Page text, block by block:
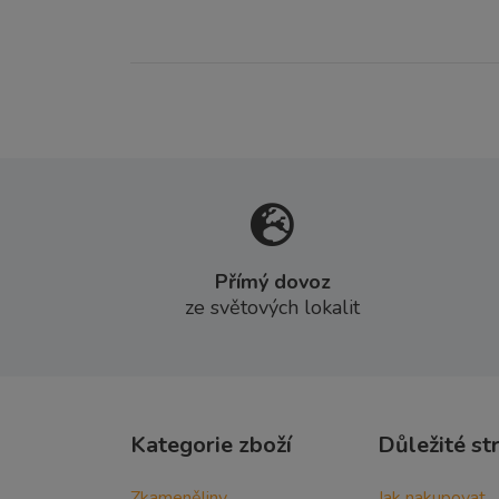
Přímý dovoz
ze světových lokalit
Kategorie zboží Důležité